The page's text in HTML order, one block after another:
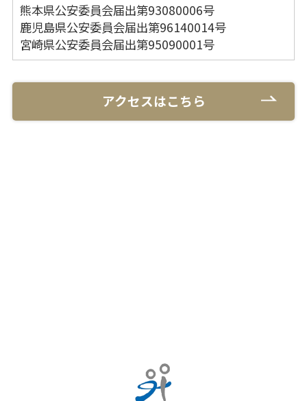
熊本県公安委員会届出第93080006号
鹿児島県公安委員会届出第96140014号
宮崎県公安委員会届出第95090001号
アクセスはこちら